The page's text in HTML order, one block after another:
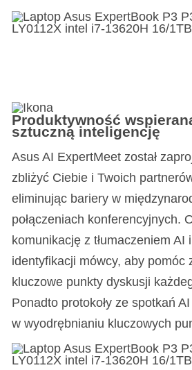
Produktywność
sztuczną inteligencję
Asus AI ExpertMeet został
zbliżyć Ciebie i Twoich
eliminując bariery w
połączeniach konferencyjnych.
komunikację z tłumaczeniem AI
identyfikacji mówcy, aby pomóc
kluczowe punkty dyskusji
Ponadto protokoły ze spotkań
w wyodrębnianiu kluczowych